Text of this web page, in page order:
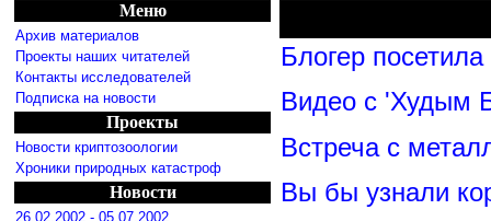
Меню
Архив материалов
Проекты наших читателей
Контакты исследователей
Подписка на новости
Проекты
Новости криптозоологии
Хроники природных катастроф
Новости
26.02.2002 - 05.07.2002
Блогер
Видео с 'Худым
Встреча с
Вы бы узнали